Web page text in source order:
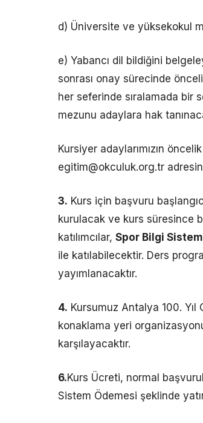
d) Üniversite ve yüksekokul
e) Yabancı dil bildiğini
sonrası onay sürecinde
her seferinde sıralamada bir
mezunu adaylara hak
Kursiyer adaylarımızın
egitim@okculuk.org.tr
3. Kurs için başvuru
kurulacak ve kurs süresince
katılımcılar, Spor Bilgi
ile katılabilecektir. Ders
yayımlanacaktır.
4. Kursumuz Antalya 100. Yıl
konaklama yeri
karşılayacaktır.
6.Kurs Ücreti, normal
Sistem Ödemesi şeklinde